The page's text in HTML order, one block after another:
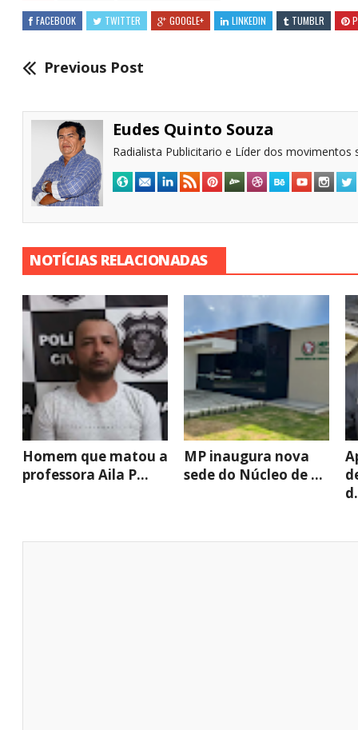
FACEBOOK TWITTER GOOGLE+ LINKEDIN TUMBLR
Previous Post
Eudes Quinto Souza
Radialista Publicitario e Líder dos movimentos
NOTÍCIAS RELACIONADAS
Homem que matou a
professora Aila P...
MP inaugura nova
sede do Núcleo de ...